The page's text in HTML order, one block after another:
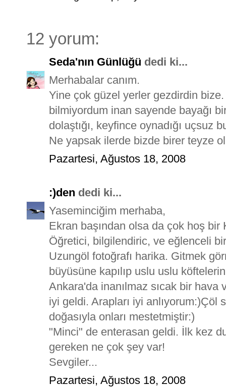
12 yorum:
Seda'nın Günlüğü dedi ki...
Merhabalar canım.
Yine çok güzel yerler gezdirdin
bilmiyordum inan sayende bayağı
dolaştığı, keyfince oynadığı uçsuz
Ne yapsak ilerde bizde birer teyze
Pazartesi, Ağustos 18, 2008
:)den dedi ki...
Yaseminciğim merhaba,
Ekran başından olsa da çok hoş bir
Öğretici, bilgilendiric, ve eğlenceli
Uzungöl fotoğrafı harika. Gitmek
büyüsüne kapılıp uslu uslu
Ankara'da inanılmaz sıcak bir hava
iyi geldi. Arapları iyi anlıyorum:)Çöl
doğasıyla onları mestetmiştir:)
"Minci" de enterasan geldi. İlk kez
gereken ne çok şey var!
Sevgiler...
Pazartesi, Ağustos 18, 2008